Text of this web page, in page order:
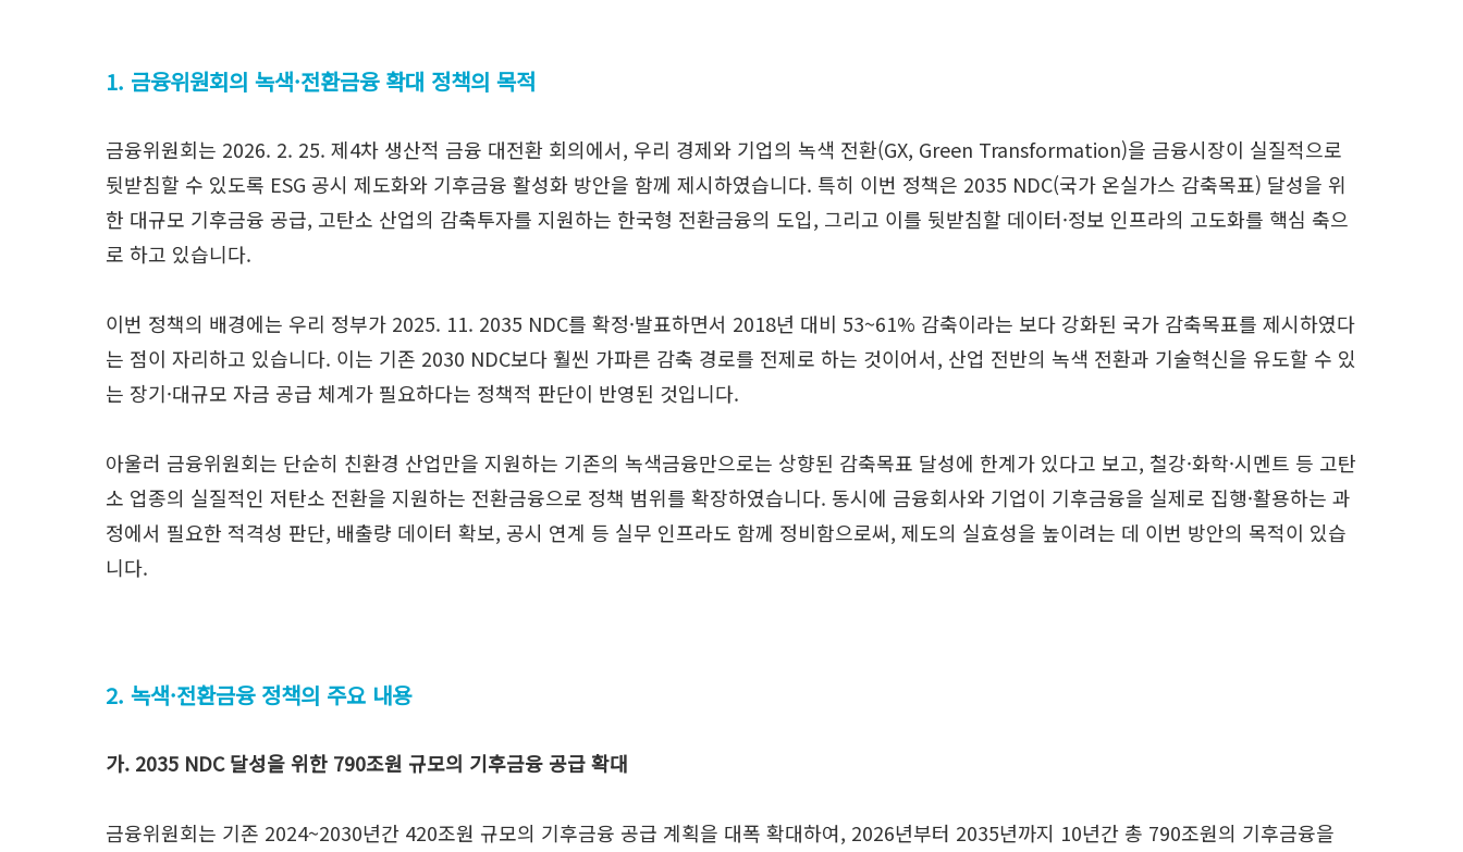
1. 금융위원회의 녹색·전환금융 확대 정책의 목적
금융위원회는 2026. 2. 25. 제4차 생산적 금융 대전환 회의에서, 우리 경제와 기업의 녹색 전환(GX, Green Transformation)을 금융시장이 실질적으로
뒷받침할 수 있도록 ESG 공시 제도화와 기후금융 활성화 방안을 함께 제시하였습니다. 특히 이번 정책은 2035 NDC(국가 온실가스 감축목표) 달성을 위
한 대규모 기후금융 공급, 고탄소 산업의 감축투자를 지원하는 한국형 전환금융의 도입, 그리고 이를 뒷받침할 데이터·정보 인프라의 고도화를 핵심 축으
로 하고 있습니다.
이번 정책의 배경에는 우리 정부가 2025. 11. 2035 NDC를 확정·발표하면서 2018년 대비 53~61% 감축이라는 보다 강화된 국가 감축목표를 제시하였다
는 점이 자리하고 있습니다. 이는 기존 2030 NDC보다 훨씬 가파른 감축 경로를 전제로 하는 것이어서, 산업 전반의 녹색 전환과 기술혁신을 유도할 수 있
는 장기·대규모 자금 공급 체계가 필요하다는 정책적 판단이 반영된 것입니다.
아울러 금융위원회는 단순히 친환경 산업만을 지원하는 기존의 녹색금융만으로는 상향된 감축목표 달성에 한계가 있다고 보고, 철강·화학·시멘트 등 고탄
소 업종의 실질적인 저탄소 전환을 지원하는 전환금융으로 정책 범위를 확장하였습니다. 동시에 금융회사와 기업이 기후금융을 실제로 집행·활용하는 과
정에서 필요한 적격성 판단, 배출량 데이터 확보, 공시 연계 등 실무 인프라도 함께 정비함으로써, 제도의 실효성을 높이려는 데 이번 방안의 목적이 있습
니다.
2. 녹색·전환금융 정책의 주요 내용
가. 2035 NDC 달성을 위한 790조원 규모의 기후금융 공급 확대
금융위원회는 기존 2024~2030년간 420조원 규모의 기후금융 공급 계획을 대폭 확대하여, 2026년부터 2035년까지 10년간 총 790조원의 기후금융을